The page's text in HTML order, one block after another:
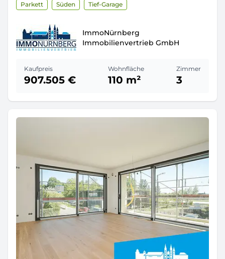
Parkett
Süden Tief-Garage
ImmoNürnberg
Immobilienvertrieb GmbH
Kaufpreis
907.505 €
Wohnfläche
110 m²
Zimmer
3